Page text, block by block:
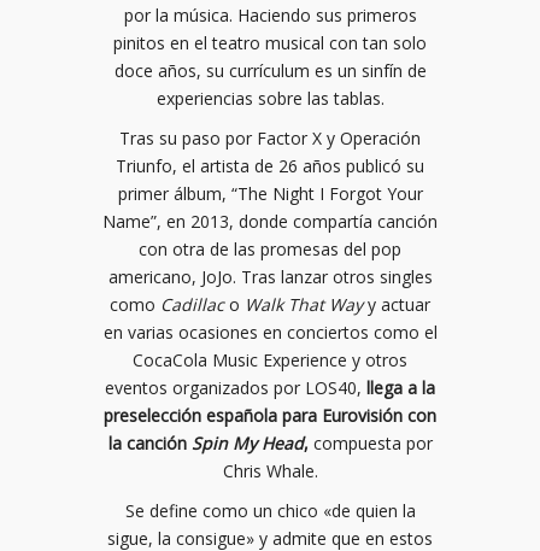
por la música. Haciendo sus primeros
pinitos en el teatro musical con tan solo
doce años, su currículum es un sinfín de
experiencias sobre las tablas.
Tras su paso por Factor X y Operación
Triunfo, el artista de 26 años publicó su
primer álbum, “The Night I Forgot Your
Name”, en 2013, donde compartía canción
con otra de las promesas del pop
americano, JoJo. Tras lanzar otros singles
como Cadillaco Walk That Wayy actuar
en varias ocasiones en conciertos como el
CocaCola Music Experience y otros
eventos organizados por LOS40, llega a la
preselección española para Eurovisión con
la canción Spin My Head, compuesta por
Chris Whale.
Se define como un chico «de quien la
sigue, la consigue» y admite que en estos